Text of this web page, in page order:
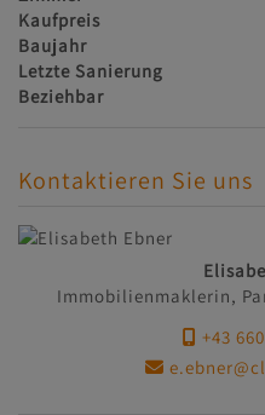
Kaufpreis
Baujahr
Letzte Sanierung
Beziehbar
Kontaktieren Sie uns
Immobilienmaklerin,
+43